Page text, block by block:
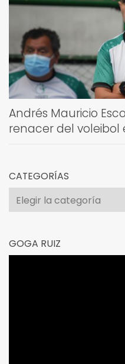
Andrés Mauricio
renacer del voleibol
CATEGORÍAS
Categorías
GOGA RUIZ